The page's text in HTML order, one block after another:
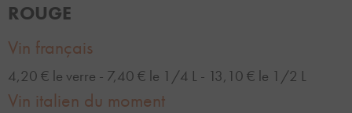
ROUGE
Vin français
4,20 € le verre - 7,40 € le 1/4 L - 13,10 € le 1/2 L
Vin italien du moment